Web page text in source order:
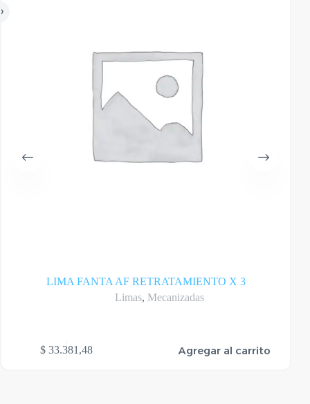
LIMA FANTA AF RETRATAMIENTO X 3
Limas, Mecanizadas
$ 33.381,48 Agregar al carrito